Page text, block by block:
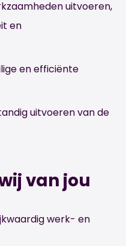
uitvoeren,
en
en efficiënte
uitvoeren van de
van jou
werk- en